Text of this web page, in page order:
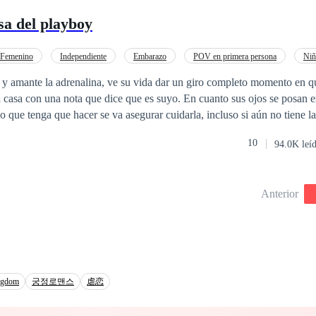
se había mudado a su hacienda hacía algunos años debido a que
a su primer amor y amor de su vida, a la cual había perdido
a verla, más nunca pudo hacerlo hasta ahora. ¿Que pasara
no esta lista para volver a verlo y mucho menos para tener una
años aun no encontraba la fuerza para volver a verlo, así que la
del playboy
Independiente Embarazo POV en primera persona
se va asegurar cuidarla, incluso si aún no tiene la certeza que en
pasar tiempo con él no es lo mejor para su salud mental, ya es
10 94.0K
Anterior
궁정로맨스 虐恋